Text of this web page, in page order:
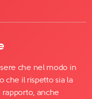
che nel modo in
che il rispetto sia la
rapporto, anche